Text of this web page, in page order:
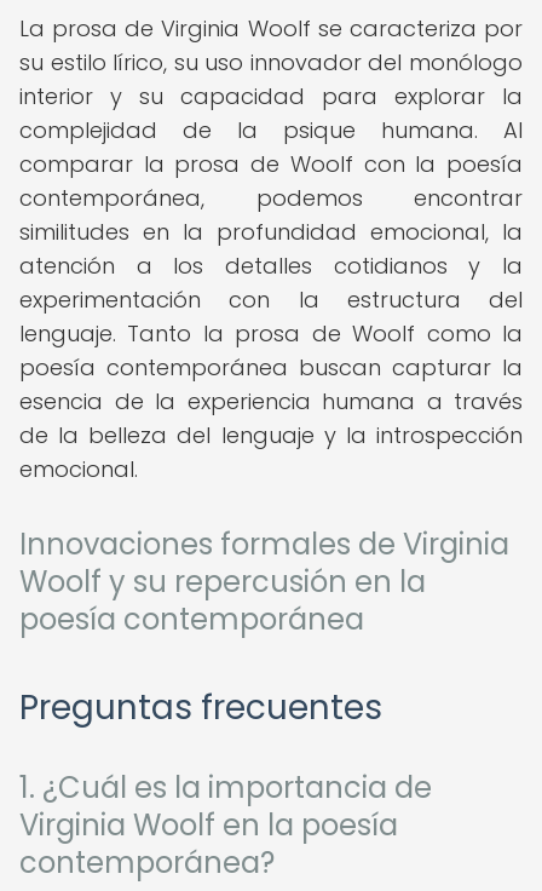
La prosa de Virginia Woolf se caracteriza por
su estilo lírico, su uso innovador del monólogo
interior y su capacidad para explorar la
complejidad de la psique humana. Al
comparar la prosa de Woolf con la poesía
contemporánea, podemos encontrar
similitudes en la profundidad emocional, la
atención a los detalles cotidianos y la
experimentación con la estructura del
lenguaje. Tanto la prosa de Woolf como la
poesía contemporánea buscan capturar la
esencia de la experiencia humana a través
de la belleza del lenguaje y la introspección
emocional.
Innovaciones formales de Virginia
Woolf y su repercusión en la
poesía contemporánea
Preguntas frecuentes
1. ¿Cuál es la importancia de
Virginia Woolf en la poesía
contemporánea?